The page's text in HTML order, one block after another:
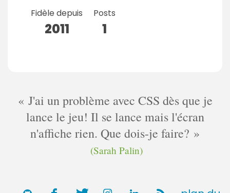
Fidèle depuis
2011
Posts
1
J'ai un problème avec CSS dès que je
lance le jeu! Il se lance mais l'écran
n'affiche rien. Que dois-je faire?
(Sarah Palin)